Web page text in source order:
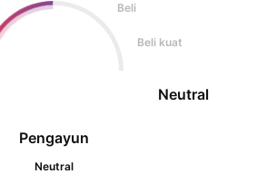
Pengayun
Neutral
Beli
Beli kuat
Neutral